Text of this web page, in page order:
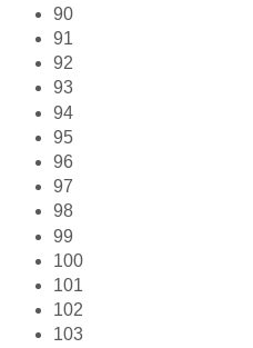
90
91
92
93
94
95
96
97
98
99
100
101
102
103